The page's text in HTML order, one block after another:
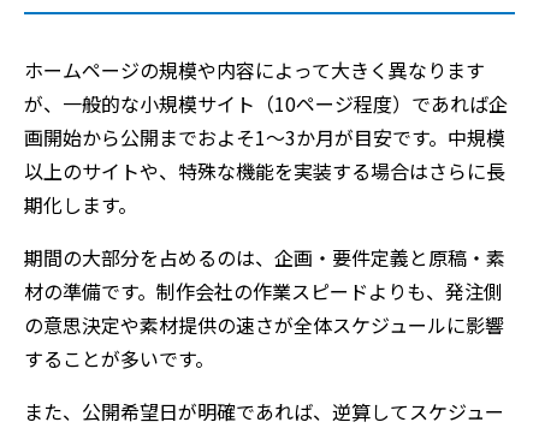
ホームページの規模や内容によって大きく異なります
が、一般的な小規模サイト（10ページ程度）であれば企
画開始から公開までおよそ1〜3か月が目安です。中規模
以上のサイトや、特殊な機能を実装する場合はさらに長
期化します。
期間の大部分を占めるのは、企画・要件定義と原稿・素
材の準備です。制作会社の作業スピードよりも、発注側
の意思決定や素材提供の速さが全体スケジュールに影響
することが多いです。
また、公開希望日が明確であれば、逆算してスケジュー